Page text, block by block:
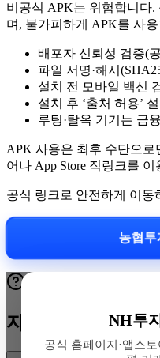
비공식 APK는 위험합니다
며, 불가피하게 APK를 사
배포자 신뢰성 검증(
파일 서명·해시
설치 전 모바일 백신
설치 후 ‘출처 허용’
루팅·탈옥 기기는 금
APK 사용은 최후 수단으로
어나 App Store 직링크를
공식 링크로 안전하게 이
농협투
NH투
공식 홈페이지·앱스
자주 묻는 질문